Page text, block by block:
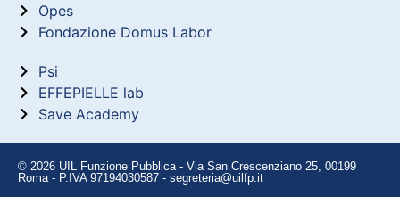
Opes
Fondazione Domus Labor
Psi
EFFEPIELLE lab
Save Academy
© 2026 UIL Funzione Pubblica - Via San Crescenziano 25, 00199
Roma - P.IVA 97194030587 - segreteria@uilfp.it